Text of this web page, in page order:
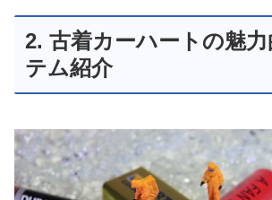
2. 古着カーハートの魅力
テム紹介